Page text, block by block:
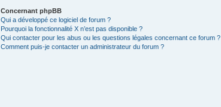
Concernant phpBB
Qui a développé ce logiciel de forum ?
Pourquoi la fonctionnalité X n’est pas disponible ?
Qui contacter pour les abus ou les questions légales concernant ce forum ?
Comment puis-je contacter un administrateur du forum ?